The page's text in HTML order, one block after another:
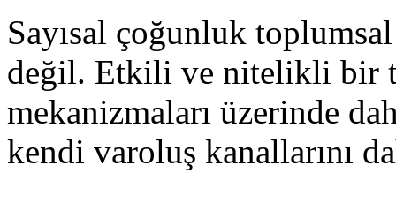
Sayısal çoğunluk
değil. Etkili ve nitelikli bir
mekanizmaları üzerinde
kendi varoluş kanallarını